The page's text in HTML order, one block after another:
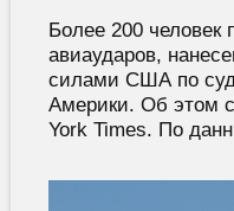
Более 200 человек
авиаударов,
силами США по
Америки. Об этом
York Times. По